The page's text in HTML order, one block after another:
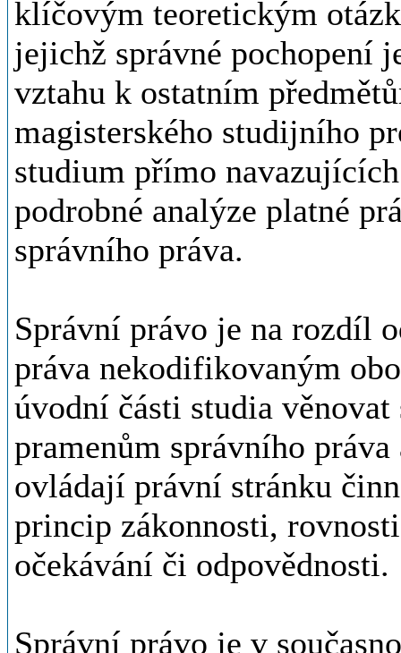
klíčovým teoretickým
jejichž správné pochopení
vztahu k ostatním
magisterského studijního
studium přímo
podrobné analýze platné
správního práva.
Správní právo je na rozdíl
práva nekodifikovaným
úvodní části studia
pramenům správního
ovládají právní stránku
princip zákonnosti,
očekávání či odpovědnosti.
Správní právo je v